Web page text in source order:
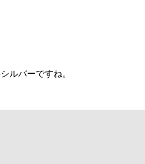
ルバーですね。